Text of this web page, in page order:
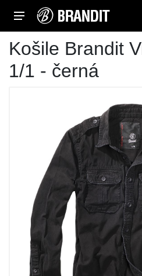
Košile Brandit
1/1 - černá